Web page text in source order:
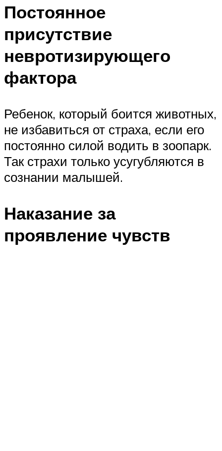
Постоянное
присутствие
невротизирующего
фактора
Ребенок, который боится животных,
не избавиться от страха, если его
постоянно силой водить в зоопарк.
Так страхи только усугубляются в
сознании малышей.
Наказание за
проявление чувств